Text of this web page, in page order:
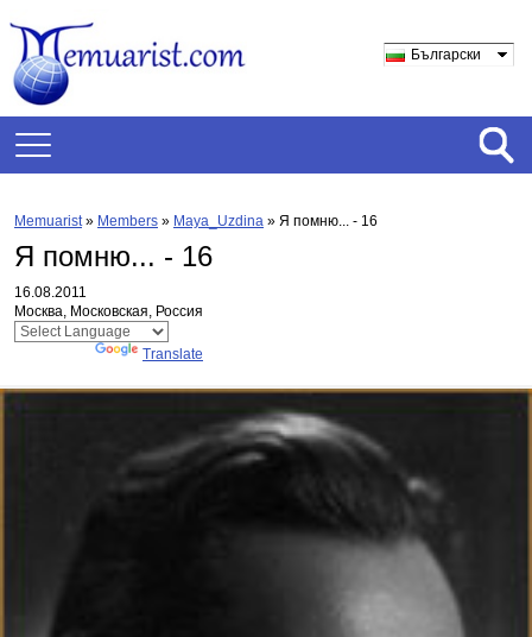
Български
Memuarist» Members » Maya_Uzdina » Я помню... - 16
Я помню... - 16
16.08.2011
Москва, Московская, Россия
Translate